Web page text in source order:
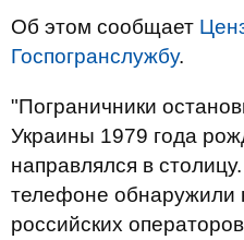
Об этом сообщает
Госпогранслужбу.
"Пограничники
Украины 1979 года
направлялся в
телефоне обнаружили
российских